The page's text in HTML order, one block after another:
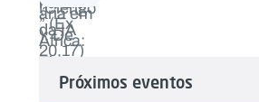
Próximos eventos